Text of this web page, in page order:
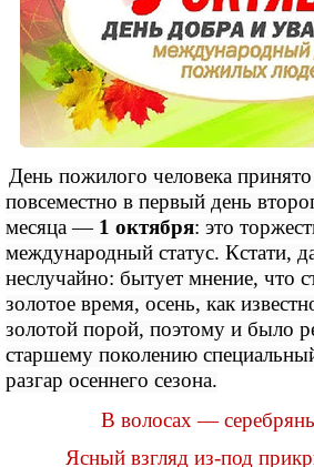
День пожилого человека
повсеместно в первый день
месяца — 1 октября: это
международный статус. Кстати,
неслучайно: бытует мнение, что
золотое время, осень, как
золотой порой, поэтому и было
старшему поколению
разгар осеннего сезона.
В волосах —
Ясный взгляд из-под